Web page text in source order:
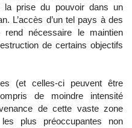
la prise du pouvoir dans un
L’accès d’un tel pays à des
nécessaire le maintien
de certains objectifs
(et celles-ci peuvent être
de moindre intensité
de cette vaste zone
les plus préoccupantes non